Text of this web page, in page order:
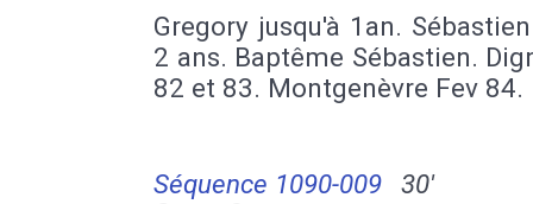
Gregory jusqu'à 1an.
2 ans. Baptême Sébastien.
82 et 83. Montgenèvre Fev 84.
Séquence 1090-009
30'